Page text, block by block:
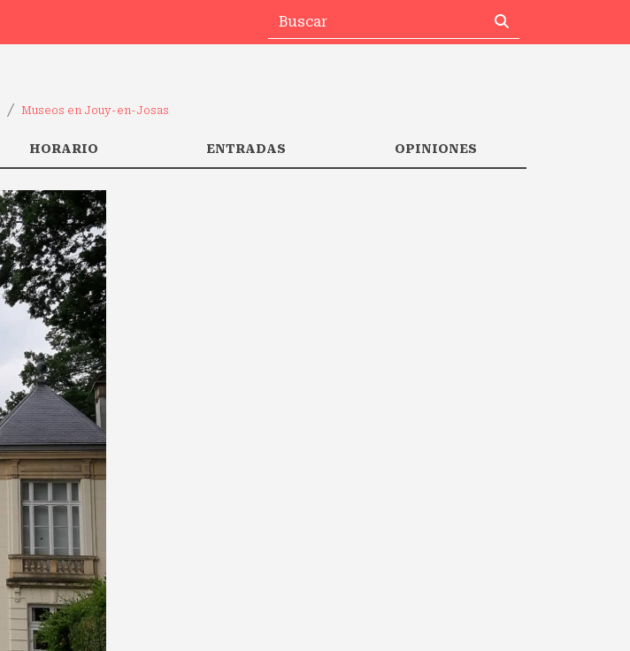
Museos en Jouy-en-Josas
HORARIO ENTRADAS OPINIONES